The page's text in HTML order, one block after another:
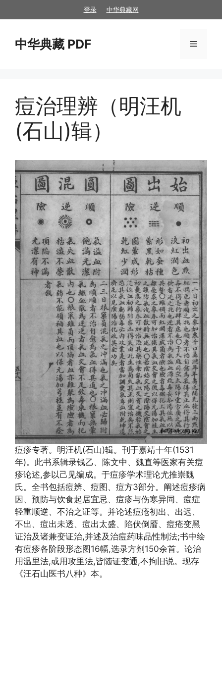
至
登录 中华典藏网
中华典藏 PDF 菜
痘治理辨（明汪机
(石山)辑）
痘疹专著。明汪机(石山)辑。刊于嘉靖十年(1531
年)。此书系辑录钱乙、陈文中、魏直等医家有关痘
疹论述,参以己见编成。于痘疹学术理论尤推崇魏
氏。全书包括痘辨、痘图、痘方3部分。阐述痘疹病
因、预防与饮食起居宜忌、痘疹与伤寒异同、痘症
轻重顺逆、不治之证等。并论述痘疮初出、出迟、
不出、痘出未透、痘出太盛、陷伏倒靥、痘疮变黑
证治及诸兼变证治,并述及治痘药味品性制法;书中绘
有痘疹各阶段形态图16幅,选录方剂150余首。论治
用温里法,或用攻里法,皆随证变通,不拘旧说。现存
《汪石山医书八种》本。